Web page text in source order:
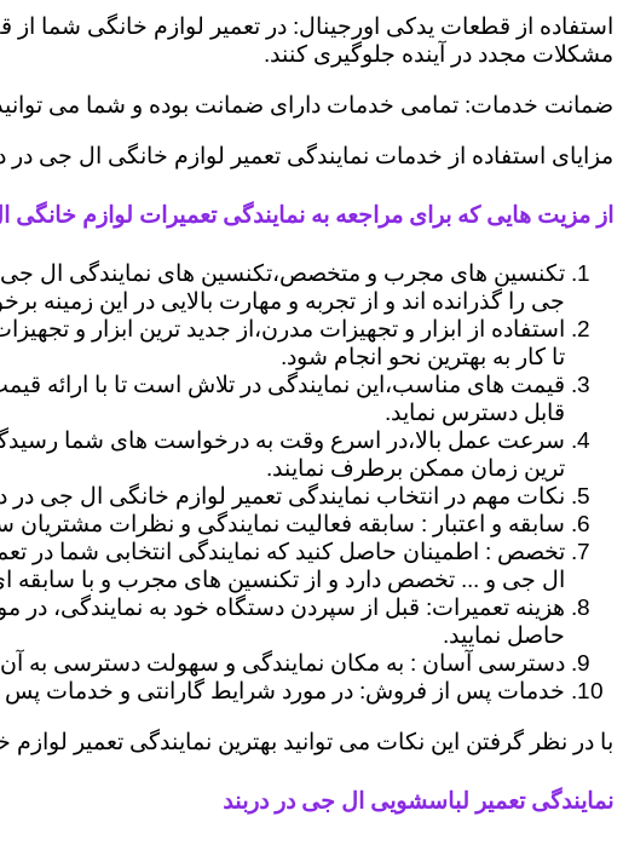
استفاده از قطعات یدکی اورجینال: در تعمیر لوازم خانگی شما
مشکلات مجدد در آینده جلوگیری کنند.
ضمانت خدمات: تمامی خدمات دارای ضمانت بوده و شما می توانید
مزایای استفاده از خدمات نمایندگی تعمیر لوازم خانگی ال جی در
از مزیت هایی که برای مراجعه به نمایندگی تعمیرات لوازم خانگی
تکنسین های مجرب و متخصص،تکنسین های نمایندگی ال جی
جی را گذرانده اند و از تجربه و مهارت بالایی در این زمینه
استفاده از ابزار و تجهیزات مدرن،از جدید ترین ابزار و
تا کار به بهترین نحو انجام شود.
قیمت های مناسب،این نمایندگی در تلاش است تا با ارائه
قابل دسترس نماید.
سرعت عمل بالا،در اسرع وقت به درخواست های شما
ترین زمان ممکن برطرف نمایند.
نکات مهم در انتخاب نمایندگی تعمیر لوازم خانگی ال جی در
سابقه و اعتبار : سابقه فعالیت نمایندگی و نظرات مشتریان
تخصص : اطمینان حاصل کنید که نمایندگی انتخابی شما در
ال جی و ... تخصص دارد و از تکنسین های مجرب و با سابقه
هزینه تعمیرات: قبل از سپردن دستگاه خود به نمایندگی، در
حاصل نمایید.
دسترسی آسان : به مکان نمایندگی و سهولت دسترسی به آن
خدمات پس از فروش: در مورد شرایط گارانتی و خدمات پس از
با در نظر گرفتن این نکات می توانید بهترین نمایندگی تعمیر
نمایندگی تعمیر لباسشویی ال جی در دربند